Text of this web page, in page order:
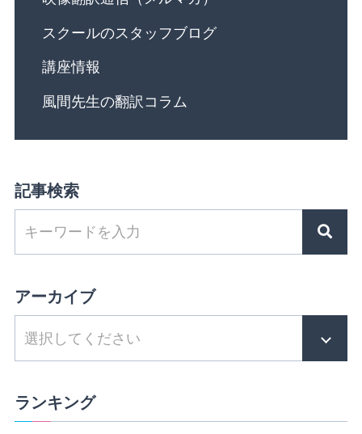
スクールのスタッフブログ
講座情報
風間先生の翻訳コラム
記事検索
アーカイブ
ランキング